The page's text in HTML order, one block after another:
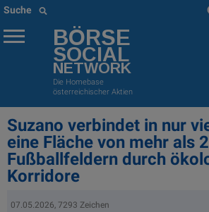
Suche
BÖRSE
SOCIAL
NETWORK
Die Homebase
österreichischer Aktien
Suzano verbindet in nur
eine Fläche von mehr als
Fußballfeldern durch
Korridore
07.05.2026, 7293 Zeichen